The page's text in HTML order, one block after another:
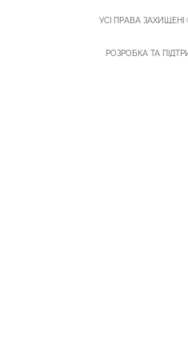
УСІ ПРАВА ЗАХИЩЕНІ
РОЗРОБКА ТА